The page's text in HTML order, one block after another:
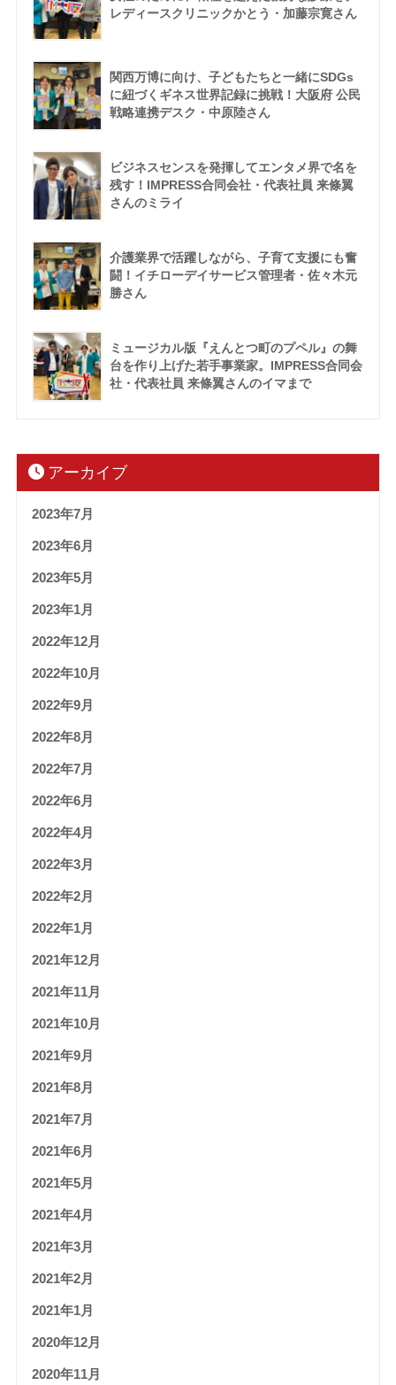
レディースクリニックかとう・加藤宗寛さん
関西万博に向け、子どもたちと一緒にSDGs
に紐づくギネス世界記録に挑戦！大阪府 公民
戦略連携デスク・中原陸さん
ビジネスセンスを発揮してエンタメ界で名を
残す！IMPRESS合同会社・代表社員 来條翼
さんのミライ
介護業界で活躍しながら、子育て支援にも奮
闘！イチローデイサービス管理者・佐々木元
勝さん
ミュージカル版『えんとつ町のプペル』の舞
台を作り上げた若手事業家。IMPRESS合同会
社・代表社員 来條翼さんのイマまで
アーカイブ
2023年7月
2023年6月
2023年5月
2023年1月
2022年12月
2022年10月
2022年9月
2022年8月
2022年7月
2022年6月
2022年4月
2022年3月
2022年2月
2022年1月
2021年12月
2021年11月
2021年10月
2021年9月
2021年8月
2021年7月
2021年6月
2021年5月
2021年4月
2021年3月
2021年2月
2021年1月
2020年12月
2020年11月